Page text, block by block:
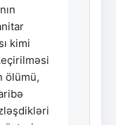
kimi
ölümü,